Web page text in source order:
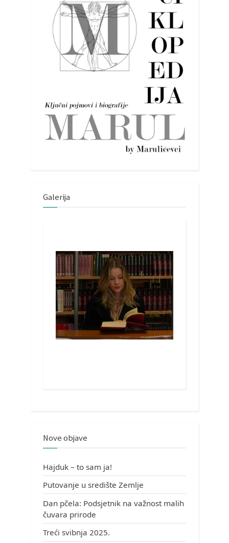
Galerija
Nove objave
Hajduk – to sam ja!
Putovanje u središte Zemlje
Dan pčela: Podsjetnik na važnost malih
čuvara prirode
Treći svibnja 2025.